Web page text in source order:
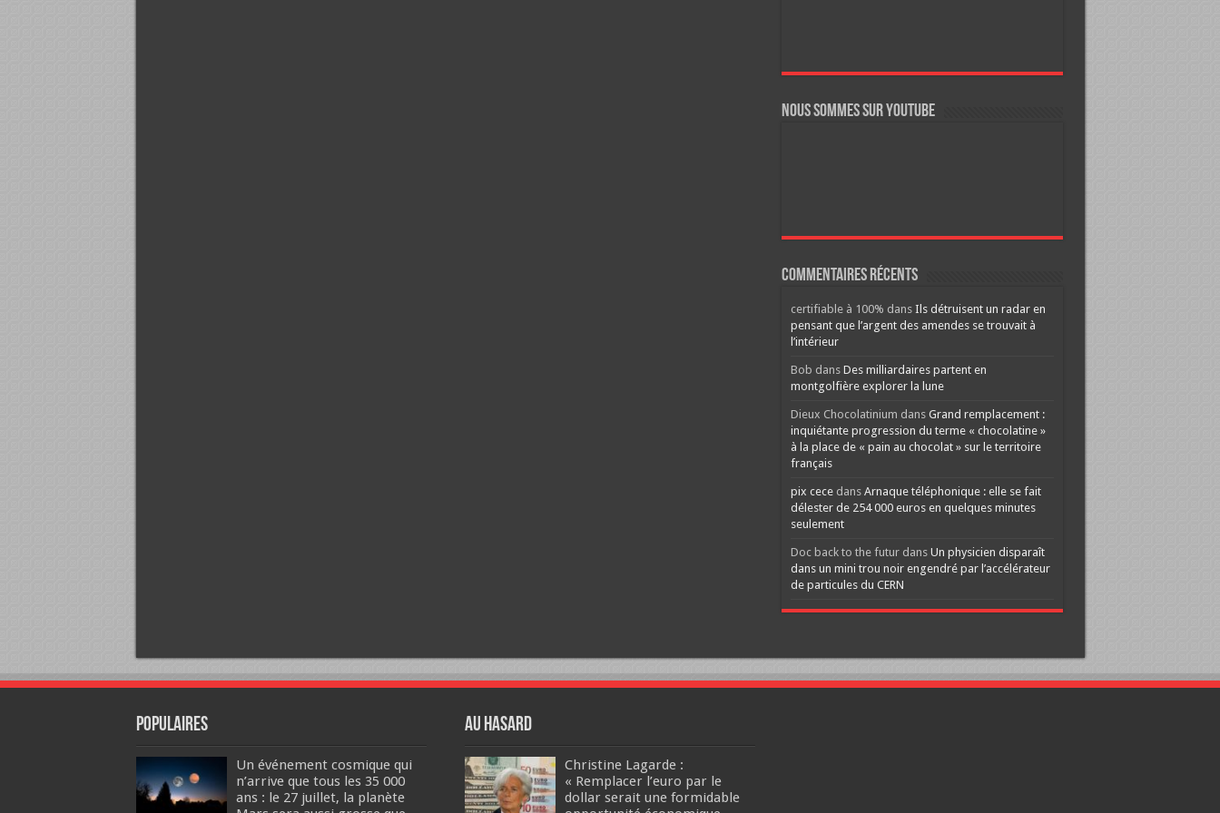
Nous sommes sur YouTube
Commentaires récents
certifiable à 100% dans Ils détruisent un radar en
pensant que l’argent des amendes se trouvait à
l’intérieur
Bob dans Des milliardaires partent en
montgolfière explorer la lune
Dieux Chocolatinium dans Grand remplacement :
inquiétante progression du terme « chocolatine »
à la place de « pain au chocolat » sur le territoire
français
pix cecedans Arnaque téléphonique : elle se fait
délester de 254 000 euros en quelques minutes
seulement
Doc back to the futurdans Un physicien disparaît
dans un mini trou noir engendré par l’accélérateur
de particules du CERN
Populaires
Un événement cosmique qui
n’arrive que tous les 35 000
ans : le 27 juillet, la planète
Au hasard
Christine Lagarde :
« Remplacer l’euro par le
dollar serait une formidable